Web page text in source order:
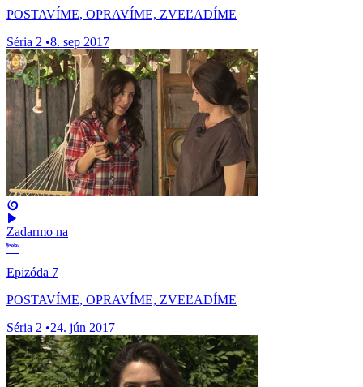
POSTAVÍME, OPRAVÍME, ZVEĽADÍME
Séria 2 •8. sep 2017
Zadarmo na
Epizóda 7
POSTAVÍME, OPRAVÍME, ZVEĽADÍME
Séria 2 •24. jún 2017